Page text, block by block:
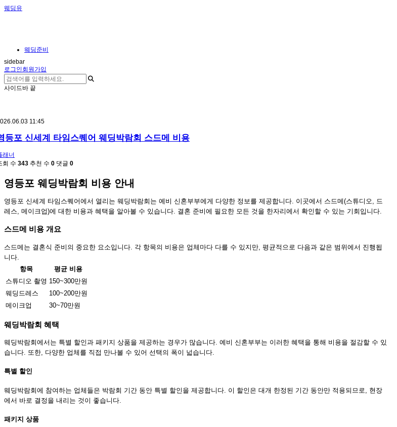
웨딩유
웨딩준비
sidebar
로그인회원가입
사이드바 끝
11:45
등포 신세계 타임스퀘어 웨딩박람회 스드메 비용
래너
회 수 343 추천 수 0 댓글 0
영등포 웨딩박람회 비용 안내
영등포 신세계 타임스퀘어에서 열리는 웨딩박람회는 예비 신혼부부에게 다양한 정보를 제공합니다. 이곳에서 스드메(스튜디오, 드
레스, 메이크업)에 대한 비용과 혜택을 알아볼 수 있습니다. 결혼 준비에 필요한 모든 것을 한자리에서 확인할 수 있는 기회입니다.
스드메 비용 개요
스드메는 결혼식 준비의 중요한 요소입니다. 각 항목의 비용은 업체마다 다를 수 있지만, 평균적으로 다음과 같은 범위에서 진행됩
니다.
항목
평균 비용
스튜디오 촬영 150~300만원
웨딩드레스
100~200만원
메이크업
30~70만원
웨딩박람회 혜택
웨딩박람회에서는 특별 할인과 패키지 상품을 제공하는 경우가 많습니다. 예비 신혼부부는 이러한 혜택을 통해 비용을 절감할 수 있
습니다. 또한, 다양한 업체를 직접 만나볼 수 있어 선택의 폭이 넓습니다.
특별 할인
웨딩박람회에 참여하는 업체들은 박람회 기간 동안 특별 할인을 제공합니다. 이 할인은 대개 한정된 기간 동안만 적용되므로, 현장
에서 바로 결정을 내리는 것이 좋습니다.
패키지 상품